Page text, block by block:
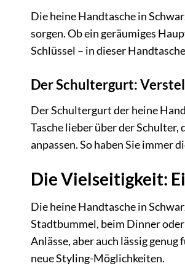
Die heine Handtasche in
sorgen. Ob ein geräumiges
Schlüssel – in dieser
Der Schultergurt:
Der Schultergurt der heine
Tasche lieber über der Schulter,
anpassen. So haben Sie immer
Die Vielseitigkeit:
Die heine Handtasche in
Stadtbummel, beim Dinner
Anlässe, aber auch lässig
neue Styling-Möglichkeiten.